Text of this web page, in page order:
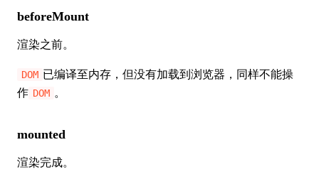
beforeMount
渲染之前。
DOM 已编译至内存，但没有加载到浏览器，同样不能操
作 DOM 。
mounted
渲染完成。